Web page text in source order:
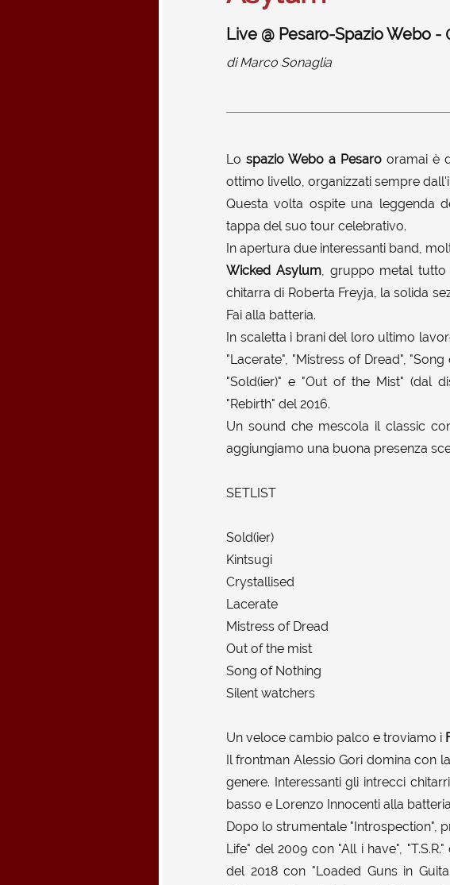
Live @ Pesaro-Spazio Webo
diMarco Sonaglia
Lospazio Webo a Pesaro oramai è
ottimo livello, organizzati sempre
Questa volta ospite una leggenda
tappa del suo tour celebrativo.
In apertura due interessanti band,
Wicked Asylum, gruppo metal tutto
chitarra di Roberta Freyja, la solida
Fai alla batteria.
In scaletta i brani del loro ultimo
"Lacerate", "Mistress of Dread",
"Sold(ier)" e "Out of the Mist" (dal
"Rebirth" del 2016.
Un sound che mescola il classic
aggiungiamo una buona presenza
SETLIST
Sold(ier)
Kintsugi
Crystallised
Lacerate
Mistress of Dread
Out of the mist
Song of Nothing
Silent watchers
Un veloce cambio palco e troviamo i
Il frontman Alessio Gori domina con
genere. Interessanti gli intrecci
basso e Lorenzo Innocenti alla
Dopo lo strumentale "Introspection",
Life" del 2009 con "All i have",
del 2018 con "Loaded Guns in